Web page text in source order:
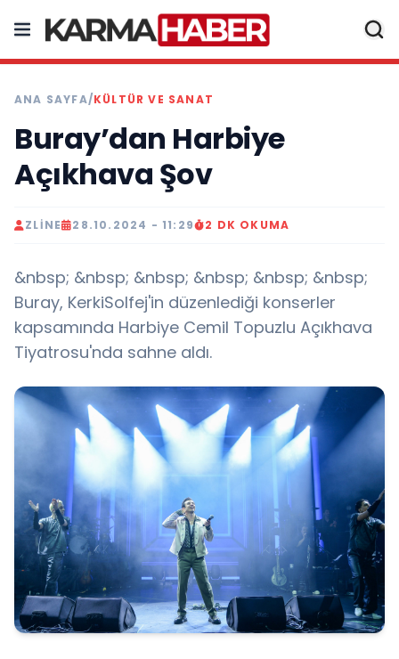
ANA SAYFA/KÜLTÜR VE SANAT
Buray’dan Harbiye
Açıkhava Şov
ZLINE 28.10.2024 - 11:29 2 DK OKUMA
&nbsp; &nbsp; &nbsp; &nbsp; &nbsp; &nbsp;
Buray, KerkiSolfej'in düzenlediği konserler
kapsamında Harbiye Cemil Topuzlu Açıkhava
Tiyatrosu'nda sahne aldı.